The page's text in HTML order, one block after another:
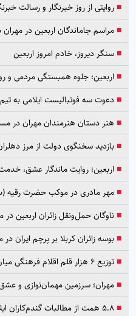
■روایتی از روز خبرنگار و رسالت
■مراسم جاماندگان اربعین در مهران
■سنگر دیروز، خادم امروز اربعین
■ اربعین؛ جلوه همبستگی مردمی و
■دعوت سه فوتبالیست ایلامی به
■ هنر دستان هنرمندان مهران در
■بازدید سخنگوی دولت از مرز
■ اربعین؛ روایت ماندگار عشق،
■مهر مادری در موکب حضرت رقیه
■ناوگان حمل‌ونقل زائران اربعین
■بوسه زائران کربلا بر پرچم ایران در
■توزیع ۶ هزار قلم اقلام فرهنگی میان زائران در مهران
■مهران؛ سرزمین مهمان‌نوازی و
■۵.۸ همت از مطالبات گندم‌کاران ایلام پرداخت شد